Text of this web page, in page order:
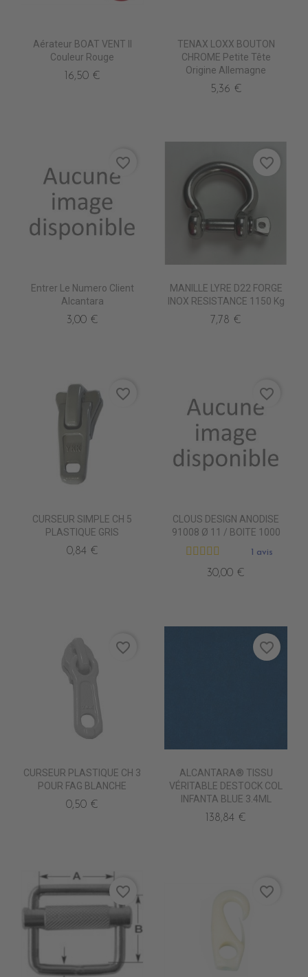
Aérateur BOAT VENT II
Couleur Rouge
16,50 €
TENAX LOXX BOUTON
CHROME Petite Tête
Origine Allemagne
5,36 €
Entrer Le Numero Client
Alcantara
3,00 €
favorite_border
MANILLE LYRE D22 FORGE
INOX RESISTANCE 1150 Kg
7,78 €
favorite_border
CURSEUR SIMPLE CH 5
PLASTIQUE GRIS
0,84 €
favorite_border
CLOUS DESIGN ANODISE
91008 Ø 11 / BOITE 1000
1 avis
30,00 €
favorite_border
CURSEUR PLASTIQUE CH 3
POUR FAG BLANCHE
0,50 €
favorite_border
ALCANTARA® TISSU
VÉRITABLE DESTOCK COL
INFANTA BLUE 3.4ML
138,84 €
favorite_border
favorite_border favorite_border